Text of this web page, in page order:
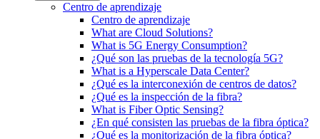
Centro de aprendizaje
Centro de aprendizaje
What are Cloud Solutions?
What is 5G Energy Consumption?
¿Qué son las pruebas de la tecnología 5G?
What is a Hyperscale Data Center?
¿Qué es la interconexión de centros de datos?
¿Qué es la inspección de la fibra?
What is Fiber Optic Sensing?
¿En qué consisten las pruebas de la fibra óptica?
¿Qué es la monitorización de la fibra óptica?